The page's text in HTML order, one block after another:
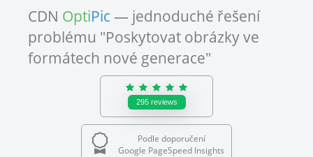
CDN OptiPic — jednoduché řešení
problému "Poskytovat obrázky ve
formátech nové generace"
295 reviews
Podle doporučení
Google PageSpeed Insights